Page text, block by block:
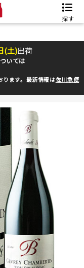
探す
(土)出荷
いては
ります。最新情報は佐川急便